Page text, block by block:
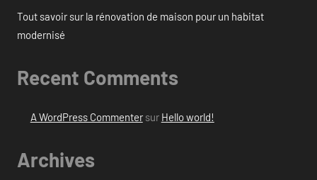
Tout savoir sur la rénovation de maison pour un habitat
modernisé
Recent Comments
A WordPress Commentersur Hello world!
Archives